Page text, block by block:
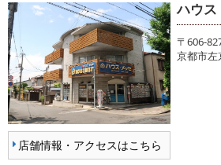
店舗情報・アクセスはこちら
ハウス
〒606-
京都市